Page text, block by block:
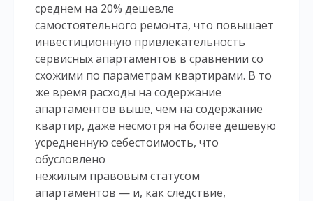
среднем на 20% дешевле
самостоятельного ремонта, что повышает
инвестиционную привлекательность
сервисных апартаментов в сравнении со
схожими по параметрам квартирами. В то
же время расходы на содержание
апартаментов выше, чем на содержание
квартир, даже несмотря на более дешевую
усредненную себестоимость, что
обусловлено
нежилым правовым статусом
апартаментов — и, как следствие,